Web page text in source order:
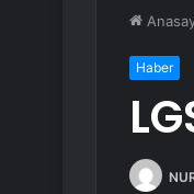
Haber